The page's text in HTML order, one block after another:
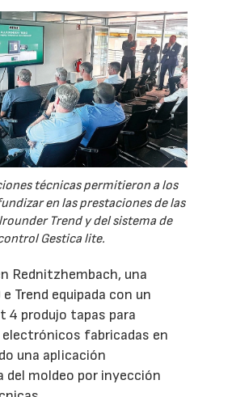
técnicas permitieron a los
en las prestaciones de las
Trend y del sistema de
Gestica lite.
Rednitzhembach, una
Trend equipada con un
produjo tapas para
fabricadas en
una aplicación
del moldeo por inyección